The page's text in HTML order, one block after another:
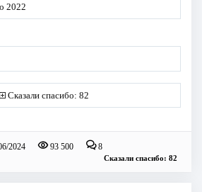
2022
Сказали спасибо: 82
2024 93 500 8
Сказали спасибо: 82